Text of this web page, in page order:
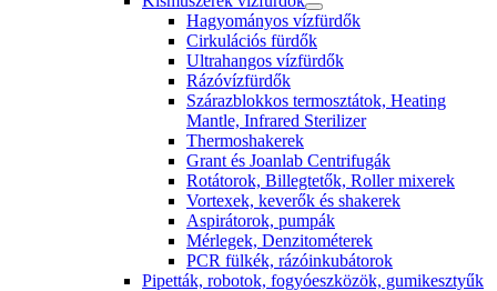
Hagyományos vízfürdők
Cirkulációs fürdők
Ultrahangos vízfürdők
Rázóvízfürdők
Szárazblokkos termosztátok, Heating
Mantle, Infrared Sterilizer
Thermoshakerek
Grant és Joanlab Centrifugák
Rotátorok, Billegtetők, Roller mixerek
Vortexek, keverők és shakerek
Aspirátorok, pumpák
Mérlegek, Denzitométerek
PCR fülkék, rázóinkubátorok
Pipetták, robotok, fogyóeszközök, gumikesztyűk